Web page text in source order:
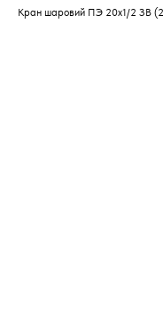
Кран шаровий ПЭ 20х1/2 ЗВ